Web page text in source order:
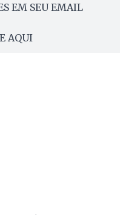
EM SEU EMAIL
AQUI